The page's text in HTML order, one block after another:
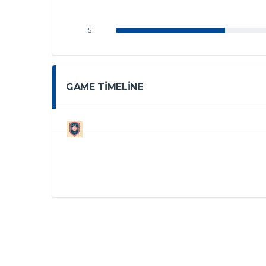
15
GAME TIMELINE